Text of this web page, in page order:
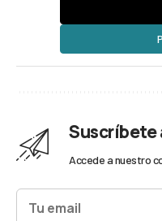
Suscríbete
Accede a nuestro